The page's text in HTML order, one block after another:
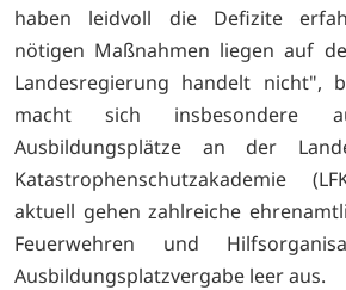
haben leidvoll die Defizite
nötigen Maßnahmen liegen auf
Landesregierung handelt nicht",
macht sich insbesondere
Ausbildungsplätze an der
Katastrophenschutzakademie
aktuell gehen zahlreiche
Feuerwehren und
Ausbildungsplatzvergabe leer aus.